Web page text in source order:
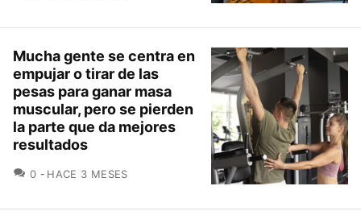
Mucha gente se centra en
empujar o tirar de las
pesas para ganar masa
muscular, pero se pierden
la parte que da mejores
resultados
0 COMENTARIOS
HACE 3 MESES